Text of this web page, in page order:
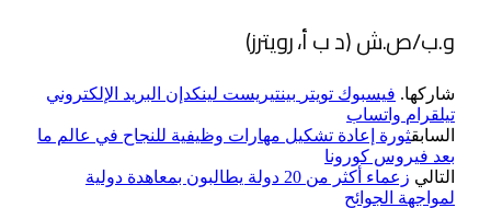
و.ب/ص.ش (د ب أ، رويترز)
شاركها. فيسبوك تويتر بينتيريست لينكدإن البريد الإلكتروني
تيلقرام واتساب
السابقثورة إعادة تشكيل مهارات وظيفية للنجاح في عالم ما
بعد فيروس كورونا
التالي
زعماء أكثر من 20 دولة يطالبون بمعاهدة دولية
لمواجهة الجوائح